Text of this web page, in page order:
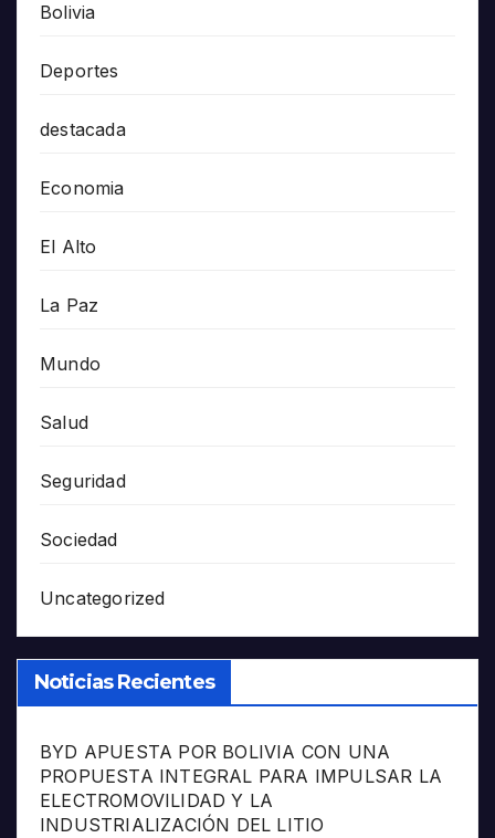
Bolivia
Deportes
destacada
Economia
El Alto
La Paz
Mundo
Salud
Seguridad
Sociedad
Uncategorized
Noticias Recientes
BYD APUESTA POR BOLIVIA CON UNA
PROPUESTA INTEGRAL PARA IMPULSAR LA
ELECTROMOVILIDAD Y LA
INDUSTRIALIZACIÓN DEL LITIO